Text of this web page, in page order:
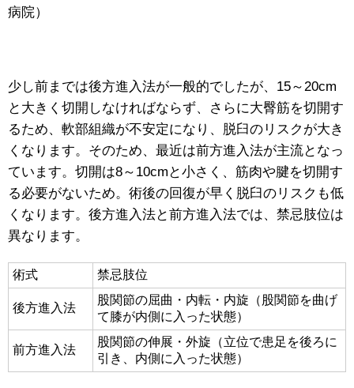
病院）
少し前までは後方進入法が一般的でしたが、15～20cm
と大きく切開しなければならず、さらに大臀筋を切開す
るため、軟部組織が不安定になり、脱臼のリスクが大き
くなります。そのため、最近は前方進入法が主流となっ
ています。切開は8～10cmと小さく、筋肉や腱を切開す
る必要がないため。術後の回復が早く脱臼のリスクも低
くなります。後方進入法と前方進入法では、禁忌肢位は
異なります。
術式 禁忌肢位
後方進入法
股関節の屈曲・内転・内旋（股関節を曲げ
て膝が内側に入った状態）
前方進入法
股関節の伸展・外旋（立位で患足を後ろに
引き、内側に入った状態）